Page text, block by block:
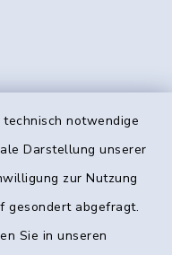
notwendige
Darstellung unserer
zur Nutzung
gesondert abgefragt.
Sie in unseren